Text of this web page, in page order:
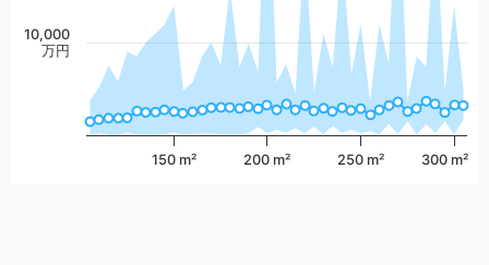
150 m² 200 m² 250 m² 300 m²
10,000
万円